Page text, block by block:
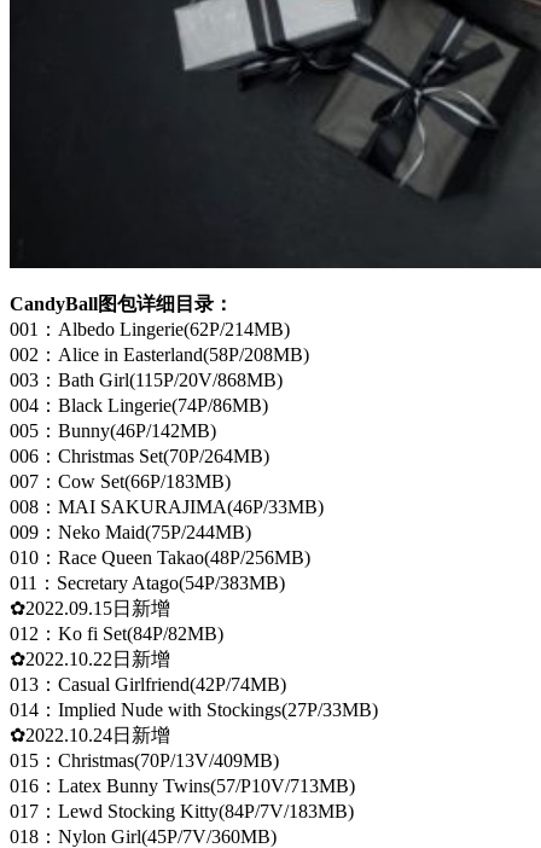
CandyBall图包详细目录：
001：Albedo Lingerie(62P/214MB)
002：Alice in Easterland(58P/208MB)
003：Bath Girl(115P/20V/868MB)
004：Black Lingerie(74P/86MB)
005：Bunny(46P/142MB)
006：Christmas Set(70P/264MB)
007：Cow Set(66P/183MB)
008：MAI SAKURAJIMA(46P/33MB)
009：Neko Maid(75P/244MB)
010：Race Queen Takao(48P/256MB)
011：Secretary Atago(54P/383MB)
✿2022.09.15日新增
012：Ko fi Set(84P/82MB)
✿2022.10.22日新增
013：Casual Girlfriend(42P/74MB)
014：Implied Nude with Stockings(27P/33MB)
✿2022.10.24日新增
015：Christmas(70P/13V/409MB)
016：Latex Bunny Twins(57/P10V/713MB)
017：Lewd Stocking Kitty(84P/7V/183MB)
018：Nylon Girl(45P/7V/360MB)